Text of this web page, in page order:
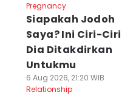
Pregnancy
Siapakah Jodoh
Saya? Ini Ciri-Ciri
Dia Ditakdirkan
Untukmu
6 Aug 2026, 21:20 WIB
Relationship